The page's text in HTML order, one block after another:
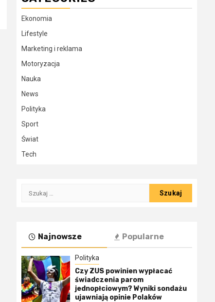
Ekonomia
Lifestyle
Marketing i reklama
Motoryzacja
Nauka
News
Polityka
Sport
Świat
Tech
Szukaj:
Najnowsze Popularne
Polityka
Czy ZUS powinien wypłacać
świadczenia parom
jednopłciowym? Wyniki sondażu
ujawniają opinie Polaków